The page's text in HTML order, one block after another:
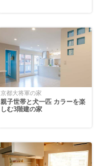
京都大将軍の家
親子世帯と犬一匹 カラーを楽
しむ3階建の家